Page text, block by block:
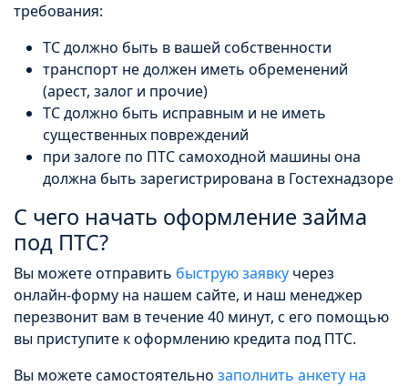
требования:
ТС должно быть в вашей собственности
транспорт не должен иметь обременений
(арест, залог и прочие)
ТС должно быть исправным и не иметь
существенных повреждений
при залоге по ПТС самоходной машины она
должна быть зарегистрирована в Гостехнадзоре
С чего начать оформление займа
под ПТС?
Вы можете отправить быструю заявку через
онлайн-форму на нашем сайте, и наш менеджер
перезвонит вам в течение 40 минут, с его помощью
вы приступите к оформлению кредита под ПТС.
Вы можете самостоятельно заполнить анкету на